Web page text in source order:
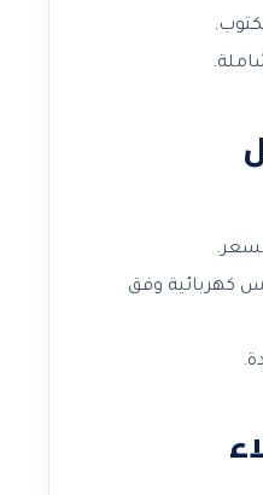
كهربائية وفق